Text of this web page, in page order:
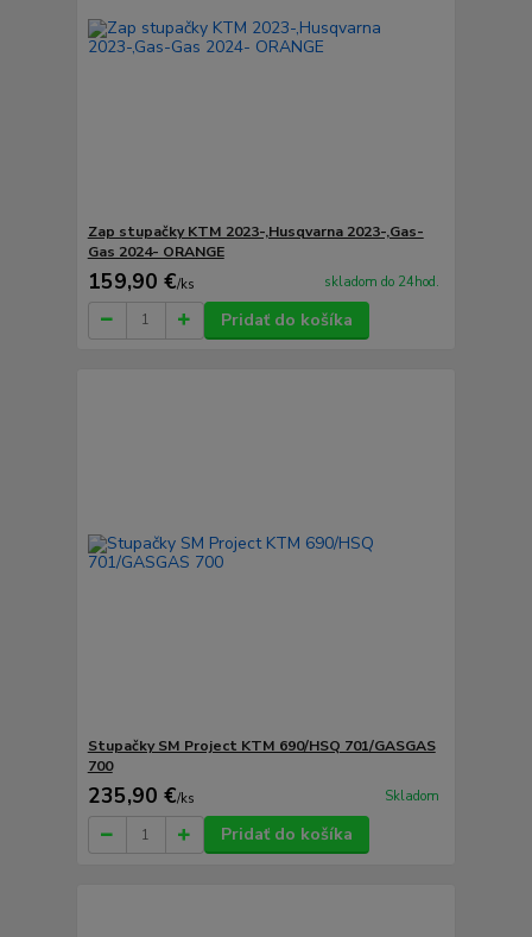
Zap stupačky KTM 2023-,Husqvarna 2023-,Gas-
Gas 2024- ORANGE
159,90 €/ks skladom do 24hod.
Pridať do košíka
Stupačky SM Project KTM 690/HSQ 701/GASGAS
700
235,90 €/ks Skladom
Pridať do košíka